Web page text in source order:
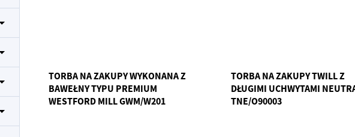
TORBA NA ZAKUPY WYKONANA Z
BAWEŁNY TYPU PREMIUM
WESTFORD MILL GWM/W201
TORBA NA ZAKUPY TWILL Z
DŁUGIMI UCHWYTAMI
TNE/O90003